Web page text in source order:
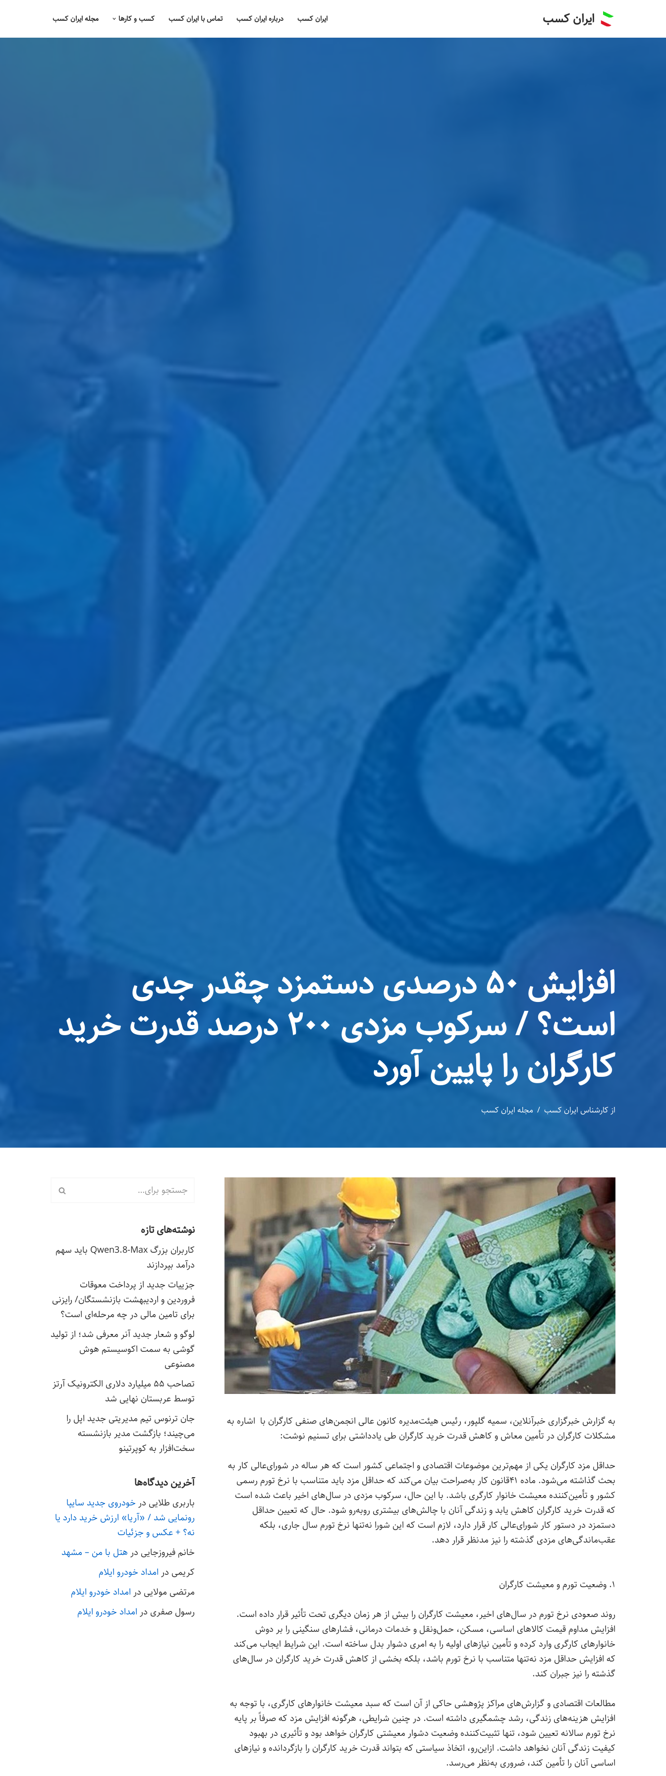
ایران کسب ایران کسب درباره ایران کسب تماس با ایران کسب کسب و کارها مجله ایران کسب
افزایش ۵۰ درصدی دستمزد چقدر جدی
است؟ / سرکوب مزدی ۲۰۰ درصد قدرت خرید
کارگران را پایین آورد
از کارشناس ایران کسب مجله ایران کسب
به گزارش خبرگزاری خبرآنلاین، سمیه گلپور، رئیس هیئت‌مدیره کانون عالی انجمن‌های صنفی کارگران با اشاره به
مشکلات کارگران در تأمین معاش و کاهش قدرت خرید کارگران طی یادداشتی برای تسنیم نوشت:
حداقل مزد کارگران یکی از مهم‌ترین موضوعات اقتصادی و اجتماعی کشور است که هر ساله در شورای‌عالی کار به
بحث گذاشته می‌شود. ماده ۴۱قانون کار به‌صراحت بیان می‌کند که حداقل مزد باید متناسب با نرخ تورم رسمی
کشور و تأمین‌کننده معیشت خانوار کارگری باشد. با این حال، سرکوب مزدی در سال‌های اخیر باعث شده است
که قدرت خرید کارگران کاهش یابد و زندگی آنان با چالش‌های بیشتری روبه‌رو شود. حال که تعیین حداقل
دستمزد در دستور کار شورای‌عالی کار قرار دارد، لازم است که این شورا نه‌تنها نرخ تورم سال جاری، بلکه
عقب‌ماندگی‌های مزدی گذشته را نیز مدنظر قرار دهد.
۱. وضعیت تورم و معیشت کارگران
روند صعودی نرخ تورم در سال‌های اخیر، معیشت کارگران را بیش از هر زمان دیگری تحت تأثیر قرار داده است.
افزایش مداوم قیمت کالاهای اساسی، مسکن، حمل‌ونقل و خدمات درمانی، فشارهای سنگینی را بر دوش
خانوارهای کارگری وارد کرده و تأمین نیازهای اولیه را به امری دشوار بدل ساخته است. این شرایط ایجاب می‌کند
که افزایش حداقل مزد نه‌تنها متناسب با نرخ تورم باشد، بلکه بخشی از کاهش قدرت خرید کارگران در سال‌های
گذشته را نیز جبران کند.
مطالعات اقتصادی و گزارش‌های مراکز پژوهشی حاکی از آن است که سبد معیشت خانوارهای کارگری، با توجه به
افزایش هزینه‌های زندگی، رشد چشمگیری داشته است. در چنین شرایطی، هرگونه افزایش مزد که صرفاً بر پایه
نرخ تورم سالانه تعیین شود، تنها تثبیت‌کننده وضعیت دشوار معیشتی کارگران خواهد بود و تأثیری در بهبود
کیفیت زندگی آنان نخواهد داشت. ازاین‌رو، اتخاذ سیاستی که بتواند قدرت خرید کارگران را بازگردانده و نیازهای
اساسی آنان را تأمین کند، ضروری به‌نظر می‌رسد.
نوشته‌های تازه
کاربران بزرگ Qwen3.8-Max باید سهم
درآمد بپردازند
جزییات جدید از پرداخت معوقات
فروردین و اردیبهشت بازنشستگان/ رایزنی
برای تامین مالی در چه مرحله‌ای است؟
لوگو و شعار جدید آنر معرفی شد؛ از تولید
گوشی به سمت اکوسیستم هوش
مصنوعی
تصاحب ۵۵ میلیارد دلاری الکترونیک آرتز
توسط عربستان نهایی شد
جان ترنوس تیم مدیریتی جدید اپل را
می‌چیند؛ بازگشت مدیر بازنشسته
سخت‌افزار به کوپرتینو
آخرین دیدگاه‌ها
باربری طلایی در خودروی جدید سایپا
رونمایی شد / «آریا» ارزش خرید دارد یا
نه؟ + عکس و جزئیات
خانم فیروزجایی در هتل با من – مشهد
کریمی در امداد خودرو ایلام
مرتضی مولایی در امداد خودرو ایلام
رسول صفری در امداد خودرو ایلام